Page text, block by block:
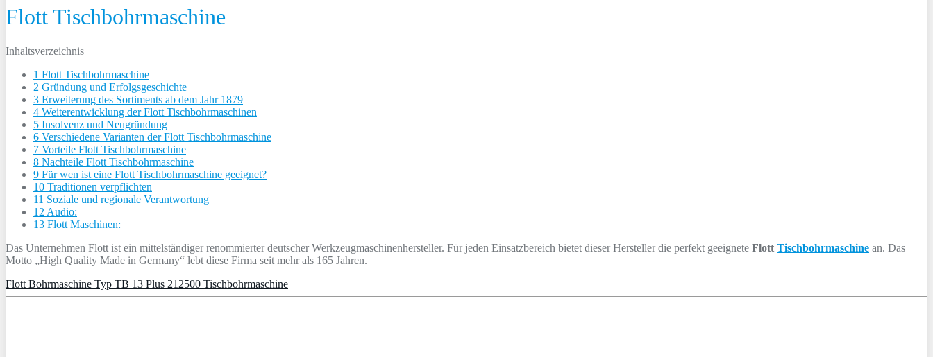
Flott Tischbohrmaschine
Inhaltsverzeichnis
1 Flott Tischbohrmaschine
2 Gründung und Erfolgsgeschichte
3 Erweiterung des Sortiments ab dem Jahr 1879
4 Weiterentwicklung der Flott Tischbohrmaschinen
5 Insolvenz und Neugründung
6 Verschiedene Varianten der Flott Tischbohrmaschine
7 Vorteile Flott Tischbohrmaschine
8 Nachteile Flott Tischbohrmaschine
9 Für wen ist eine Flott Tischbohrmaschine geeignet?
10 Traditionen verpflichten
11 Soziale und regionale Verantwortung
12 Audio:
13 Flott Maschinen:
Das Unternehmen Flott ist ein mittelständiger renommierter deutscher Werkzeugmaschinenhersteller. Für jeden Einsatzbereich bietet dieser Hersteller die perfekt geeignete Flott Tischbohrmaschine an. Das
Motto „High Quality Made in Germany“ lebt diese Firma seit mehr als 165 Jahren.
Flott Bohrmaschine Typ TB 13 Plus 212500 Tischbohrmaschine